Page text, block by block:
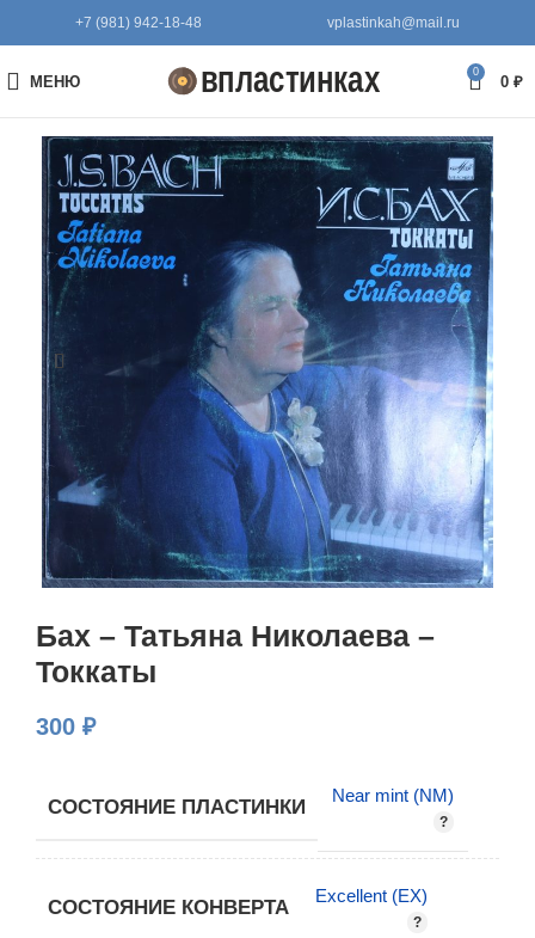
+7 (981) 942-18-48 vplastinkah@mail.ru
МЕНЮ
0
0 ₽
Бах – Татьяна Николаева –
Токкаты
300 ₽
СОСТОЯНИЕ ПЛАСТИНКИ
Near mint (NM)
СОСТОЯНИЕ КОНВЕРТА
Excellent (EX)